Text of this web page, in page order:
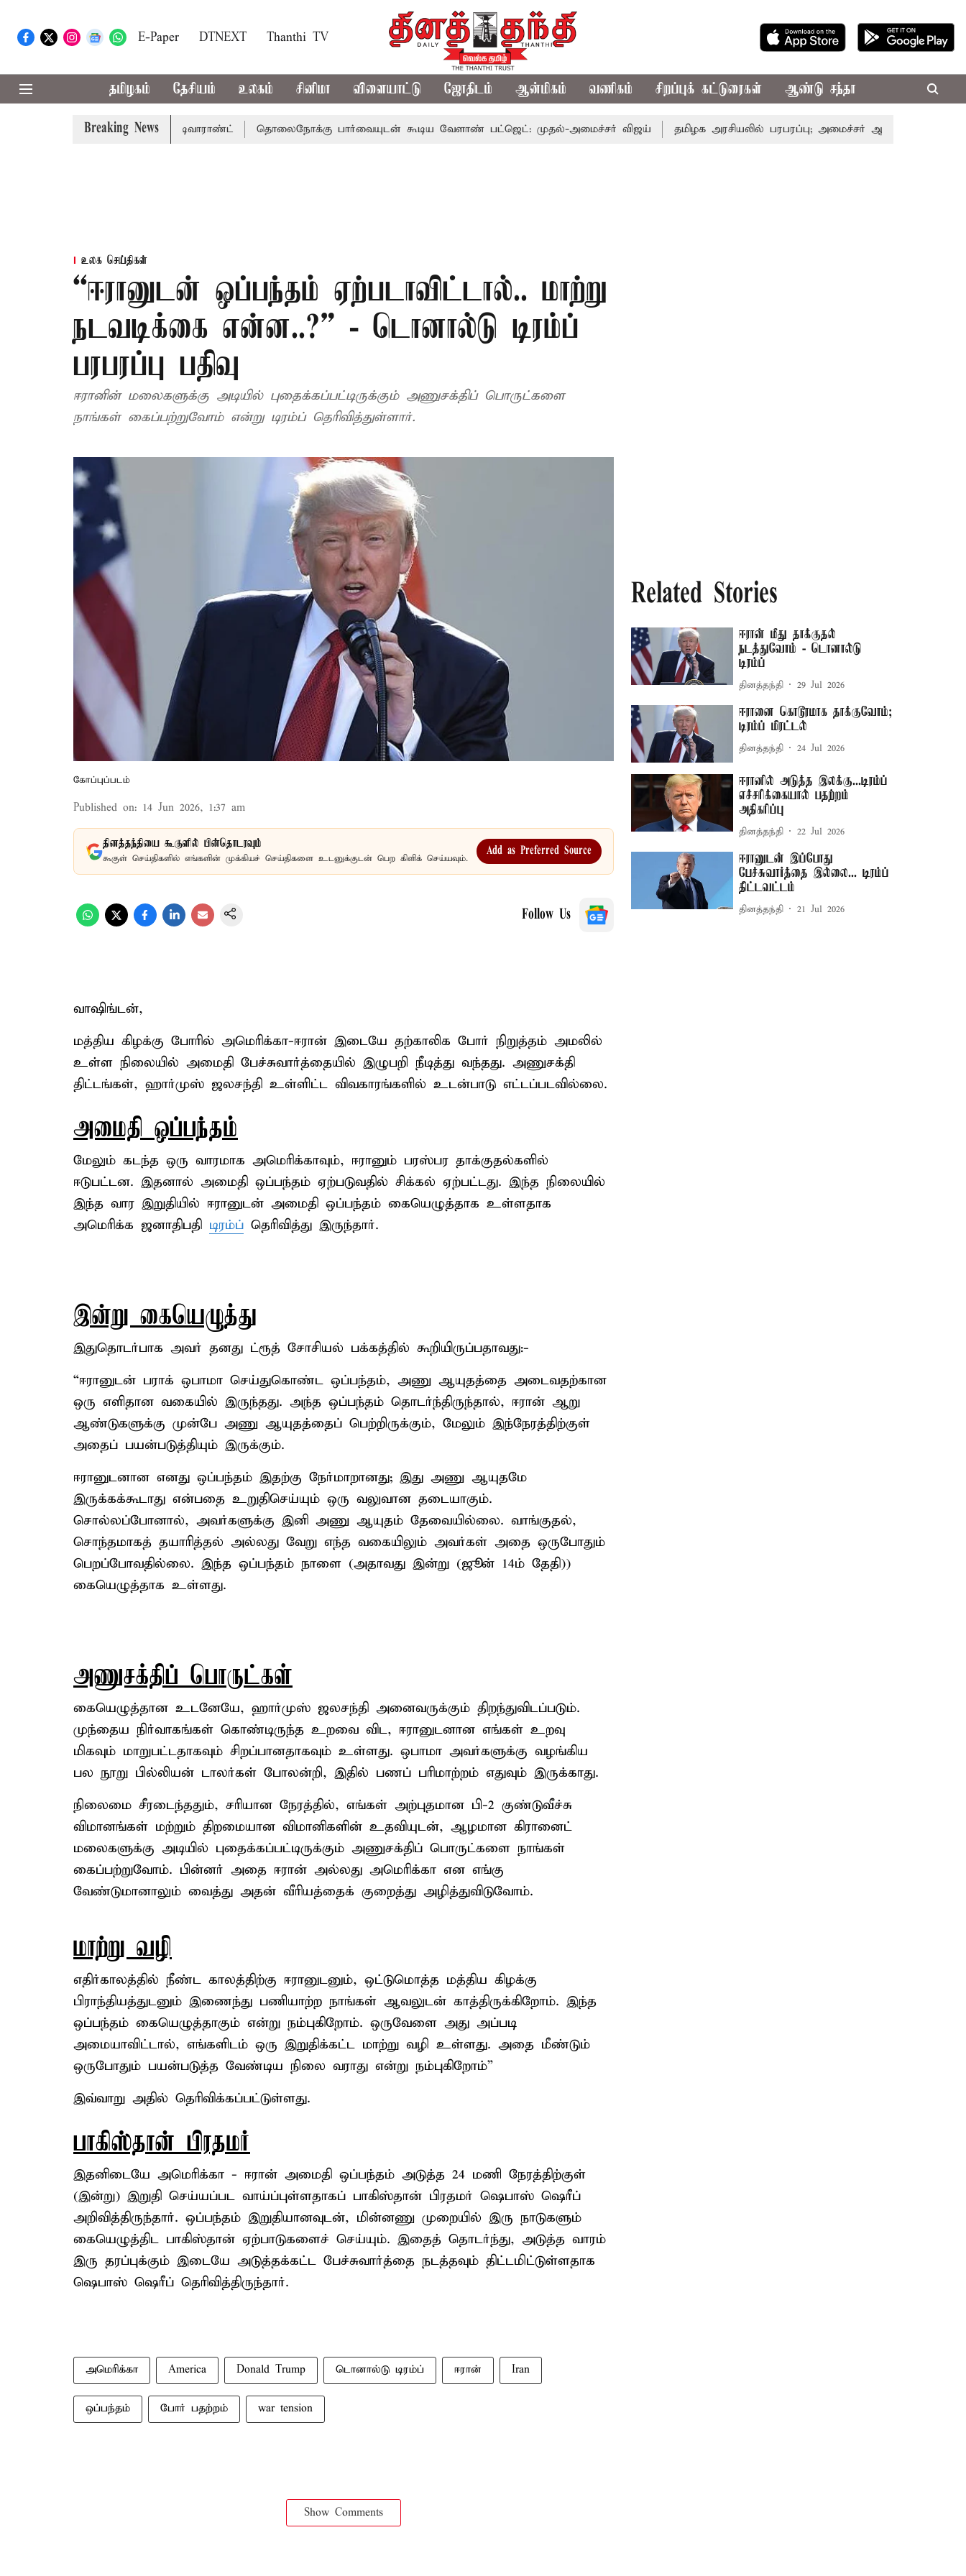
E-Paper DTNEXT Thanthi TV
தமிழகம் தேசியம் உலகம் சினிமா விளையாட்டு ஜோதிடம் ஆன்மிகம் வணிகம் சிறப்புக் கட்டுரைகள் ஆண்டு சந்தா
Breaking News
சென்னை நீதிமன்றம் பிடிவாராண்ட் தொலைநோக்கு பார்வையுடன் கூடிய வேளாண் பட்ஜெட்: முதல்-அமைச்சர் விஜய் தமிழக அரசியலில் பரபரப்பு; அமைச்சர் ஆனந்த் உடன் சி.வி.
உலக செய்திகள்
“ஈரானுடன் ஒப்பந்தம் ஏற்படாவிட்டால்.. மாற்று
நடவடிக்கை என்ன..?” - டொனால்டு டிரம்ப்
பரபரப்பு பதிவு
ஈரானின் மலைகளுக்கு அடியில் புதைக்கப்பட்டிருக்கும் அணுசக்திப் பொருட்களை
நாங்கள் கைப்பற்றுவோம் என்று டிரம்ப் தெரிவித்துள்ளார்.
கோப்புப்படம்
Published on: 14 Jun 2026, 1:37 am
தினத்தந்தியை கூகுளில் பின்தொடரவும்
கூகுள் செய்திகளில் எங்களின் முக்கியச் செய்திகளை உடனுக்குடன் பெற கிளிக் செய்யவும்.
Add as Preferred Source
Follow Us
வாஷிங்டன்,
மத்திய கிழக்கு போரில் அமெரிக்கா-ஈரான் இடையே தற்காலிக போர் நிறுத்தம் அமலில்
உள்ள நிலையில் அமைதி பேச்சுவார்த்தையில் இழுபறி நீடித்து வந்தது. அணுசக்தி
திட்டங்கள், ஹார்முஸ் ஜலசந்தி உள்ளிட்ட விவகாரங்களில் உடன்பாடு எட்டப்படவில்லை.
அமைதி ஒப்பந்தம்
மேலும் கடந்த ஒரு வாரமாக அமெரிக்காவும், ஈரானும் பரஸ்பர தாக்குதல்களில்
ஈடுபட்டன. இதனால் அமைதி ஒப்பந்தம் ஏற்படுவதில் சிக்கல் ஏற்பட்டது. இந்த நிலையில்
இந்த வார இறுதியில் ஈரானுடன் அமைதி ஒப்பந்தம் கையெழுத்தாக உள்ளதாக
அமெரிக்க ஜனாதிபதி டிரம்ப் தெரிவித்து இருந்தார்.
இன்று கையெழுத்து
இதுதொடர்பாக அவர் தனது ட்ரூத் சோசியல் பக்கத்தில் கூறியிருப்பதாவது:-
“ஈரானுடன் பராக் ஒபாமா செய்துகொண்ட ஒப்பந்தம், அணு ஆயுதத்தை அடைவதற்கான
ஒரு எளிதான வகையில் இருந்தது. அந்த ஒப்பந்தம் தொடர்ந்திருந்தால், ஈரான் ஆறு
ஆண்டுகளுக்கு முன்பே அணு ஆயுதத்தைப் பெற்றிருக்கும், மேலும் இந்நேரத்திற்குள்
அதைப் பயன்படுத்தியும் இருக்கும்.
ஈரானுடனான எனது ஒப்பந்தம் இதற்கு நேர்மாறானது; இது அணு ஆயுதமே
இருக்கக்கூடாது என்பதை உறுதிசெய்யும் ஒரு வலுவான தடையாகும்.
சொல்லப்போனால், அவர்களுக்கு இனி அணு ஆயுதம் தேவையில்லை. வாங்குதல்,
சொந்தமாகத் தயாரித்தல் அல்லது வேறு எந்த வகையிலும் அவர்கள் அதை ஒருபோதும்
பெறப்போவதில்லை. இந்த ஒப்பந்தம் நாளை (அதாவது இன்று (ஜூன் 14ம் தேதி))
கையெழுத்தாக உள்ளது.
அணுசக்திப் பொருட்கள்
கையெழுத்தான உடனேயே, ஹார்முஸ் ஜலசந்தி அனைவருக்கும் திறந்துவிடப்படும்.
முந்தைய நிர்வாகங்கள் கொண்டிருந்த உறவை விட, ஈரானுடனான எங்கள் உறவு
மிகவும் மாறுபட்டதாகவும் சிறப்பானதாகவும் உள்ளது. ஒபாமா அவர்களுக்கு வழங்கிய
பல நூறு பில்லியன் டாலர்கள் போலன்றி, இதில் பணப் பரிமாற்றம் எதுவும் இருக்காது.
நிலைமை சீரடைந்ததும், சரியான நேரத்தில், எங்கள் அற்புதமான பி-2 குண்டுவீச்சு
விமானங்கள் மற்றும் திறமையான விமானிகளின் உதவியுடன், ஆழமான கிரானைட்
மலைகளுக்கு அடியில் புதைக்கப்பட்டிருக்கும் அணுசக்திப் பொருட்களை நாங்கள்
கைப்பற்றுவோம். பின்னர் அதை ஈரான் அல்லது அமெரிக்கா என எங்கு
வேண்டுமானாலும் வைத்து அதன் வீரியத்தைக் குறைத்து அழித்துவிடுவோம்.
மாற்று வழி
எதிர்காலத்தில் நீண்ட காலத்திற்கு ஈரானுடனும், ஒட்டுமொத்த மத்திய கிழக்கு
பிராந்தியத்துடனும் இணைந்து பணியாற்ற நாங்கள் ஆவலுடன் காத்திருக்கிறோம். இந்த
ஒப்பந்தம் கையெழுத்தாகும் என்று நம்புகிறோம். ஒருவேளை அது அப்படி
அமையாவிட்டால், எங்களிடம் ஒரு இறுதிக்கட்ட மாற்று வழி உள்ளது. அதை மீண்டும்
ஒருபோதும் பயன்படுத்த வேண்டிய நிலை வராது என்று நம்புகிறோம்”
இவ்வாறு அதில் தெரிவிக்கப்பட்டுள்ளது.
பாகிஸ்தான் பிரதமர்
இதனிடையே அமெரிக்கா - ஈரான் அமைதி ஒப்பந்தம் அடுத்த 24 மணி நேரத்திற்குள்
(இன்று) இறுதி செய்யப்பட வாய்ப்புள்ளதாகப் பாகிஸ்தான் பிரதமர் ஷெபாஸ் ஷெரீப்
அறிவித்திருந்தார். ஒப்பந்தம் இறுதியானவுடன், மின்னணு முறையில் இரு நாடுகளும்
கையெழுத்திட பாகிஸ்தான் ஏற்பாடுகளைச் செய்யும். இதைத் தொடர்ந்து, அடுத்த வாரம்
இரு தரப்புக்கும் இடையே அடுத்தக்கட்ட பேச்சுவார்த்தை நடத்தவும் திட்டமிட்டுள்ளதாக
ஷெபாஸ் ஷெரீப் தெரிவித்திருந்தார்.
அமெரிக்கா America Donald Trump டொனால்டு டிரம்ப் ஈரான் Iran
ஒப்பந்தம் போர் பதற்றம் war tension
Show Comments
Related Stories
ஈரான் மீது தாக்குதல்
நடத்துவோம் - டொனால்டு
டிரம்ப்
தினத்தந்தி 29 Jul 2026
ஈரானை கொடூரமாக தாக்குவோம்;
டிரம்ப் மிரட்டல்
தினத்தந்தி 24 Jul 2026
ஈரானில் அடுத்த இலக்கு...டிரம்ப்
எச்சரிக்கையால் பதற்றம்
அதிகரிப்பு
தினத்தந்தி 22 Jul 2026
ஈரானுடன் இப்போது
பேச்சுவார்த்தை இல்லை... டிரம்ப்
திட்டவட்டம்
தினத்தந்தி 21 Jul 2026